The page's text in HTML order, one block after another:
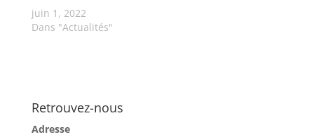
juin 1, 2022
Dans "Actualités"
Retrouvez-nous
Adresse